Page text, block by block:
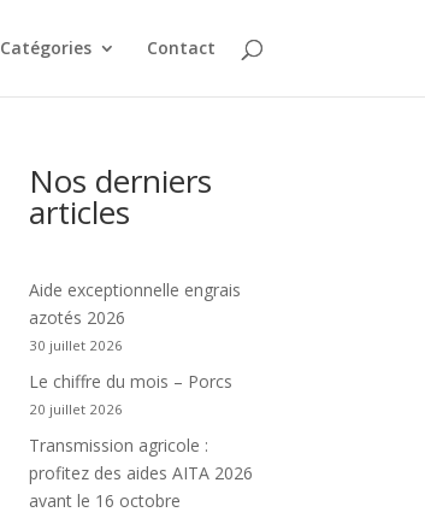
Catégories Contact
Nos derniers
articles
Aide exceptionnelle engrais
azotés 2026
30 juillet 2026
Le chiffre du mois – Porcs
20 juillet 2026
Transmission agricole :
profitez des aides AITA 2026
avant le 16 octobre